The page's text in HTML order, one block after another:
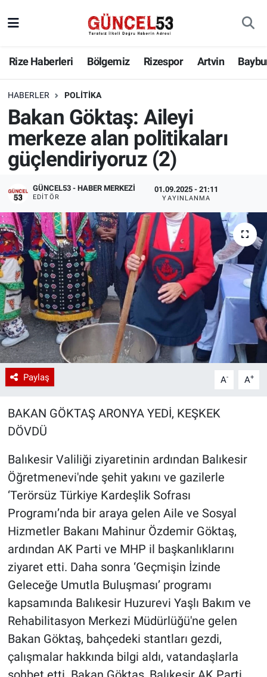
Rize Haberleri Bölgemiz Rizespor Artvin
HABERLER POLITIKA
Bakan Göktaş: Aileyi
merkeze alan politikaları
güçlendiriyoruz (2)
GÜNCEL53 - HABER MERKEZI
EDITÖR
01.09.2025 - 21:11
YAYINLANMA
Paylaş A- A+
BAKAN GÖKTAŞ ARONYA YEDİ, KEŞKEK
DÖVDÜ
Balıkesir Valiliği ziyaretinin ardından Balıkesir
Öğretmenevi'nde şehit yakını ve gazilerle
‘Terörsüz Türkiye Kardeşlik Sofrası
Programı’nda bir araya gelen Aile ve Sosyal
Hizmetler Bakanı Mahinur Özdemir Göktaş,
ardından AK Parti ve MHP il başkanlıklarını
ziyaret etti. Daha sonra ‘Geçmişin İzinde
Geleceğe Umutla Buluşması’ programı
kapsamında Balıkesir Huzurevi Yaşlı Bakım ve
Rehabilitasyon Merkezi Müdürlüğü'ne gelen
Bakan Göktaş, bahçedeki stantları gezdi,
çalışmalar hakkında bilgi aldı, vatandaşlarla